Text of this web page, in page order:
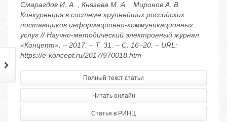
Смарагдов И. А. , Князева М. А. , Миронов А. В.
Конкуренция в системе крупнейших российских
поставщиков информационно-коммуникационных
услуг // Научно-методический электронный журнал
«Концепт». – 2017. – Т. 31. – С. 16–20. – URL:
https://e-koncept.ru/2017/970018.htm
Полный текст статьи
Читать онлайн
Статья в РИНЦ